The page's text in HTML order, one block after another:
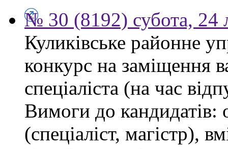
№ 30 (8192) субота, 24
Куликівське районне
конкурс на заміщення
спеціаліста (на час
Вимоги до
(спеціаліст, магістр),